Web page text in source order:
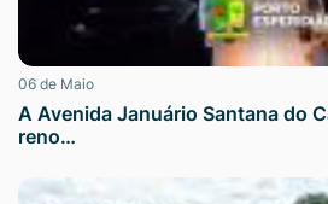
06 de Maio
A Avenida Januário Santana do
reno…